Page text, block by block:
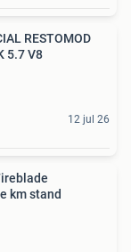
RESTOMOD
5.7 V8
12 jul 26
km stand